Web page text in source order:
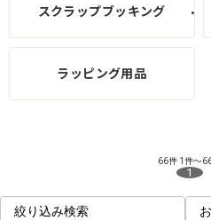
スクラップブッキング
ラッピング用品
66件 1件～
1
絞り込み検索